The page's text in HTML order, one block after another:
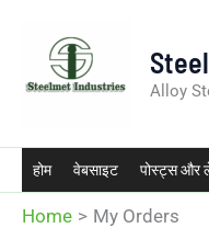
content
Alloy
होम वेबसाइट पोस्ट्स और
Home My Orders